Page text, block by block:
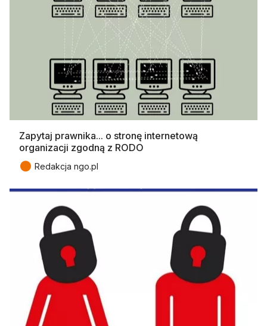
Zapytaj prawnika... o stronę internetową
organizacji zgodną z RODO
● Redakcja ngo.pl